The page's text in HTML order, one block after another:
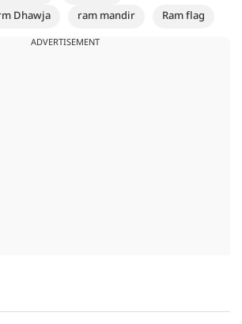
Dhawja
ram mandir Ram flag
ADVERTISEMENT